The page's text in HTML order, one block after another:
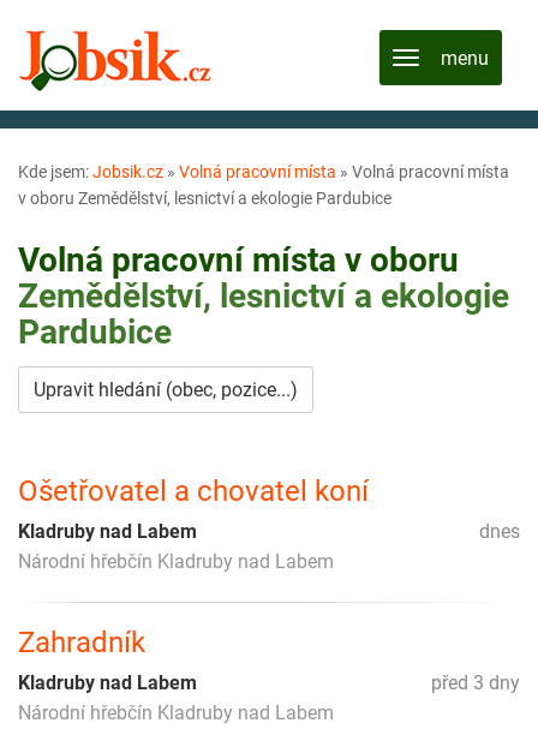
Kde jsem:Jobsik.cz » Volná pracovní místa » Volná pracovní místa
v oboru Zemědělství, lesnictví a ekologie Pardubice
Volná pracovní místa v oboru
Zemědělství, lesnictví a ekologie
Pardubice
Upravit hledání (obec, pozice...)
Ošetřovatel a chovatel koní
dnes
Kladruby nad Labem
Národní hřebčín Kladruby nad Labem
Zahradník
před 3 dny
Kladruby nad Labem
Národní hřebčín Kladruby nad Labem